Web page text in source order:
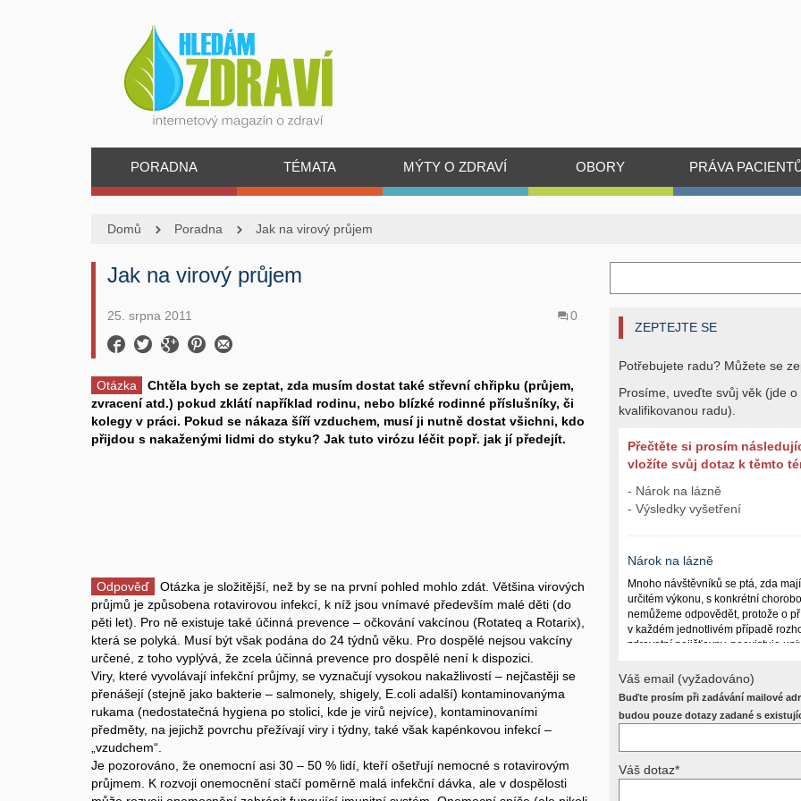
PORADNA TÉMATA MÝTY O ZDRAVÍ OBORY PRÁVA
Domů Poradna Jak na virový průjem
Jak na virový průjem
25. srpna 2011 0
Otázka
Chtěla bych se zeptat, zda musím dostat také střevní chřipku (průjem,
zvracení atd.) pokud zklátí například rodinu, nebo blízké rodinné příslušníky, či
kolegy v práci. Pokud se nákaza šíří vzduchem, musí ji nutně dostat všichni, kdo
přijdou s nakaženými lidmi do styku? Jak tuto virózu léčit popř. jak jí předejít.
Odpověď
Otázka je složitější, než by se na první pohled mohlo zdát. Většina virových
průjmů je způsobena rotavirovou infekcí, k níž jsou vnímavé především malé děti (do
pěti let). Pro ně existuje také účinná prevence – očkování vakcínou (Rotateq a Rotarix),
která se polyká. Musí být však podána do 24 týdnů věku. Pro dospělé nejsou vakcíny
určené, z toho vyplývá, že zcela účinná prevence pro dospělé není k dispozici.
Viry, které vyvolávají infekční průjmy, se vyznačují vysokou nakažlivostí – nejčastěji se
přenášejí (stejně jako bakterie – salmonely, shigely, E.coli adalší) kontaminovanýma
rukama (nedostatečná hygiena po stolici, kde je virů nejvíce), kontaminovaními
předměty, na jejichž povrchu přežívají viry i týdny, také však kapénkovou infekcí –
„vzudchem“.
Je pozorováno, že onemocní asi 30 – 50 % lidí, kteří ošetřují nemocné s rotavirovým
průjmem. K rozvoji onemocnění stačí poměrně malá infekční dávka, ale v dospělosti
ZEPTEJTE SE
Potřebujete radu? Můžete se
Prosíme, uveďte svůj věk (jde
kvalifikovanou radu).
Přečtěte si prosím
vložíte svůj dotaz k těmto
- Nárok na lázně
- Výsledky vyšetření
Nárok na lázně
Mnoho návštěvníků se ptá, zda mají
určitém výkonu, s konkrétní
nemůžeme odpovědět, protože o
v každém jednotlivém případě
zdravotní pojišťovny, neexistuje
(kuřáctví, inkontinence), funkčním
dalších zdravotních okolnostech.
Požádejte svého ošetřujícího
Váš email (vyžadováno)
Buďte prosím při zadávání mailové
budou pouze dotazy zadané s
Váš dotaz*